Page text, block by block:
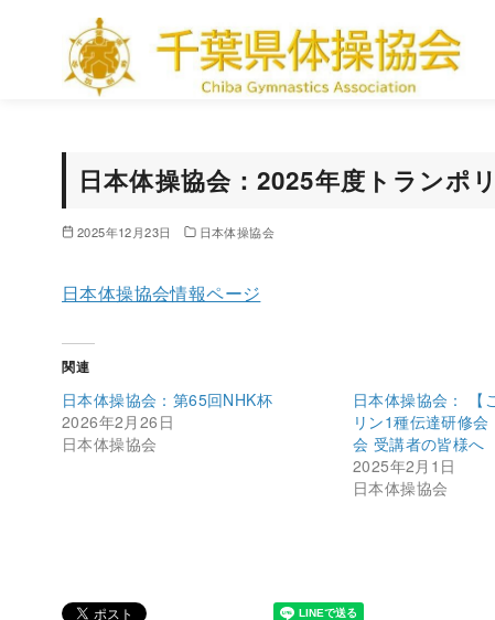
日本体操協会：2025年度トランポ
2025年12月23日 日本体操協会
日本体操協会情報ページ
関連
日本体操協会：第65回NHK杯
2026年2月26日
日本体操協会
日本体操協会： 【
リン1種伝達研修
会 受講者の皆様へ
2025年2月1日
日本体操協会